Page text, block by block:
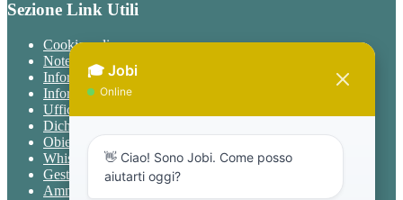
Sezione Link Utili
Cookie policy
Note legali
Informativa Privacy
Informativa Privacy chatbot Jobi
Ufficio Relazioni con il Pubblico
Dichiarazione di accessibilità
Obiettivi di accessibilità
Whistleblowing
Gestione consensi cookie
Amministrazione trasparente